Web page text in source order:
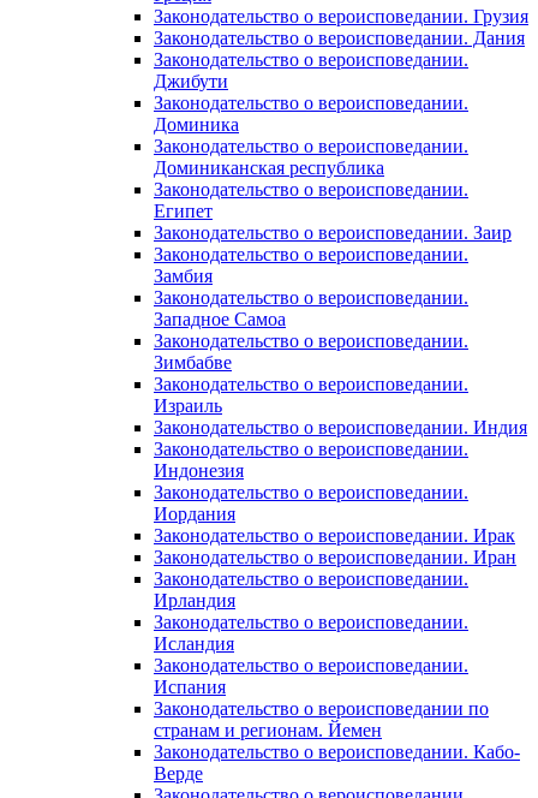
Законодательство о вероисповедании. Грузия
Законодательство о вероисповедании. Дания
Законодательство о вероисповедании.
Джибути
Законодательство о вероисповедании.
Доминика
Законодательство о вероисповедании.
Доминиканская республика
Законодательство о вероисповедании.
Египет
Законодательство о вероисповедании. Заир
Законодательство о вероисповедании.
Замбия
Законодательство о вероисповедании.
Западное Самоа
Законодательство о вероисповедании.
Зимбабве
Законодательство о вероисповедании.
Израиль
Законодательство о вероисповедании. Индия
Законодательство о вероисповедании.
Индонезия
Законодательство о вероисповедании.
Иордания
Законодательство о вероисповедании. Ирак
Законодательство о вероисповедании. Иран
Законодательство о вероисповедании.
Ирландия
Законодательство о вероисповедании.
Исландия
Законодательство о вероисповедании.
Испания
Законодательство о вероисповедании по
странам и регионам. Йемен
Законодательство о вероисповедании. Кабо-
Верде